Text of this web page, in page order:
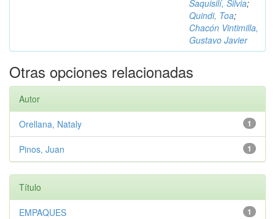
Saquisilí, Silvia;
Quindi, Toa;
Chacón Vintimilla,
Gustavo Javier
Otras opciones relacionadas
Autor
1
Orellana, Nataly
1
Pinos, Juan
Título
1
EMPAQUES